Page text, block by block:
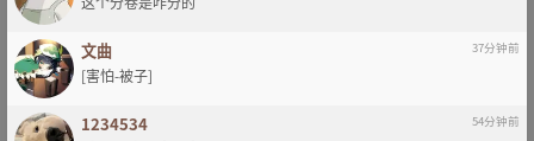
文曲 37分钟前
[害怕-被子]
1234534 54分钟前